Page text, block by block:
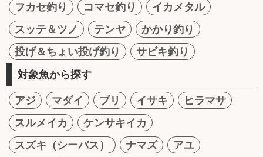
フカセ釣り
コマセ釣り
イカメタル
スッテ＆ツノ
テンヤ
かかり釣り
投げ＆ちょい投げ釣り
サビキ釣り
対象魚から探す
アジ マダイ ブリ イサキ
ヒラマサ
スルメイカ
ケンサキイカ
スズキ（シーバス）
ナマズ
アユ